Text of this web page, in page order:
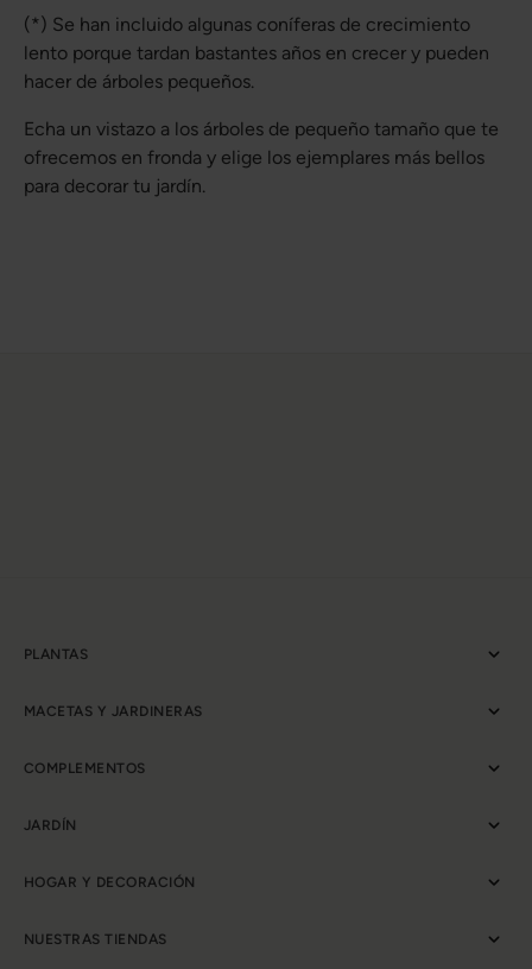
(*) Se han incluido algunas coníferas de crecimiento
lento porque tardan bastantes años en crecer y pueden
hacer de árboles pequeños.
Echa un vistazo a los árboles de pequeño tamaño que te
ofrecemos en fronda y elige los ejemplares más bellos
para decorar tu jardín.
PLANTAS
MACETAS Y JARDINERAS
COMPLEMENTOS
JARDÍN
HOGAR Y DECORACIÓN
NUESTRAS TIENDAS